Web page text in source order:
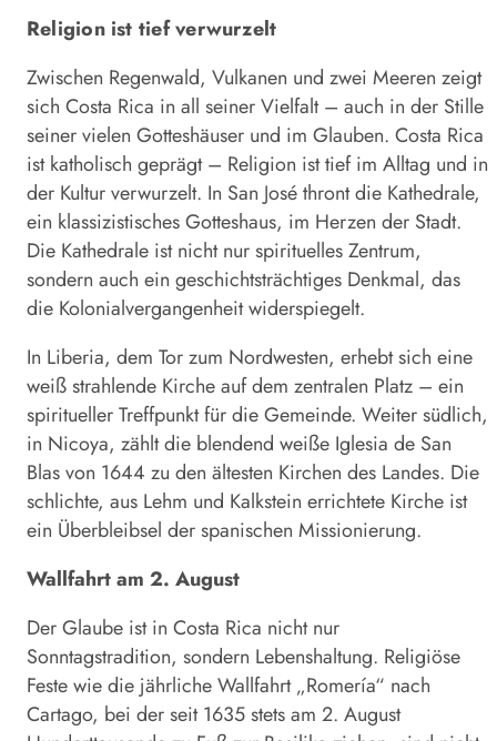
Religion ist tief verwurzelt
Zwischen Regenwald, Vulkanen und zwei Meeren zeigt
sich Costa Rica in all seiner Vielfalt – auch in der Stille
seiner vielen Gotteshäuser und im Glauben. Costa Rica
ist katholisch geprägt – Religion ist tief im Alltag und in
der Kultur verwurzelt. In San José thront die Kathedrale,
ein klassizistisches Gotteshaus, im Herzen der Stadt.
Die Kathedrale ist nicht nur spirituelles Zentrum,
sondern auch ein geschichtsträchtiges Denkmal, das
die Kolonialvergangenheit widerspiegelt.
In Liberia, dem Tor zum Nordwesten, erhebt sich eine
weiß strahlende Kirche auf dem zentralen Platz – ein
spiritueller Treffpunkt für die Gemeinde. Weiter südlich,
in Nicoya, zählt die blendend weiße Iglesia de San
Blas von 1644 zu den ältesten Kirchen des Landes. Die
schlichte, aus Lehm und Kalkstein errichtete Kirche ist
ein Überbleibsel der spanischen Missionierung.
Wallfahrt am 2. August
Der Glaube ist in Costa Rica nicht nur
Sonntagstradition, sondern Lebenshaltung. Religiöse
Feste wie die jährliche Wallfahrt „Romería“ nach
Cartago, bei der seit 1635 stets am 2. August